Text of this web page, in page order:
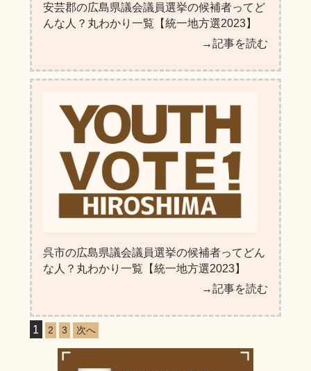
安芸郡の広島県議会議員選挙の候補者ってど
んな人？丸わかり一覧【統一地方選2023】
→記事を読む
呉市の広島県議会議員選挙の候補者ってどん
な人？丸わかり一覧【統一地方選2023】
→記事を読む
ペ
1 2 3 次へ